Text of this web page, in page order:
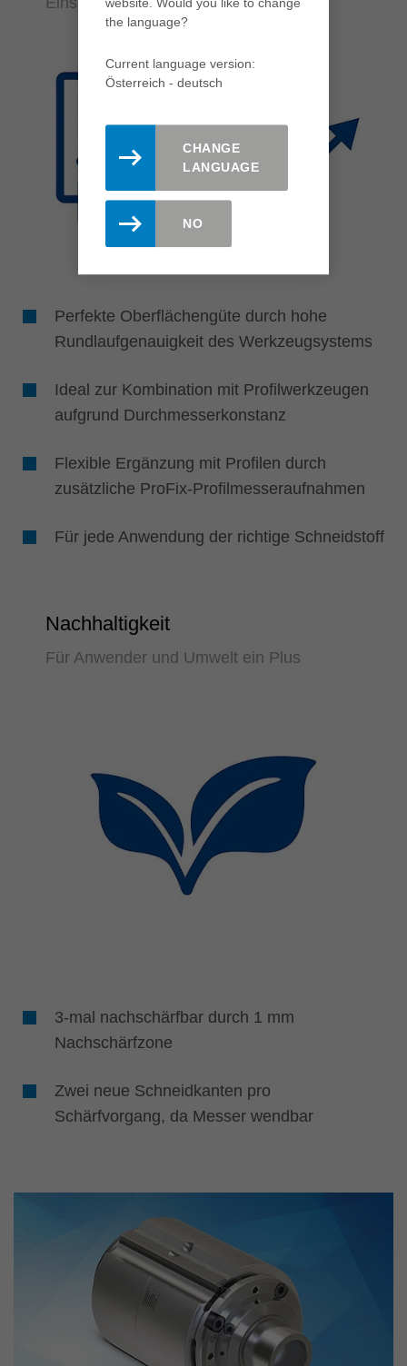
Perfekte Oberflächengüte durch hohe
Rundlaufgenauigkeit des Werkzeugsystems
Ideal zur Kombination mit Profilwerkzeugen
aufgrund Durchmesserkonstanz
Flexible Ergänzung mit Profilen durch
zusätzliche ProFix-Profilmesseraufnahmen
Für jede Anwendung der richtige Schneidstoff
Nachhaltigkeit
Für Anwender und Umwelt ein Plus
3-mal nachschärfbar durch 1 mm
Nachschärfzone
Zwei neue Schneidkanten pro
Schärfvorgang, da Messer wendbar
the language?
Current language version:
Österreich - deutsch
CHANGE
LANGUAGE
NO